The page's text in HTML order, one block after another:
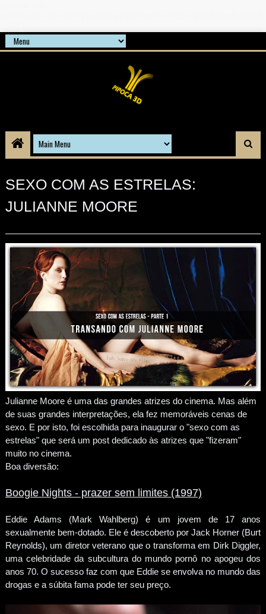
SEXO COM AS ESTRELAS:
JULIANNE MOORE
Julianne Moore é uma das grandes atrizes do cinema. Mas além
de suas grandes interpretações, ela fez memoráveis cenas de
sexo. E por isto, foi escolhida para inaugurar o "sexo com as
estrelas" que será um post dedicado às atrizes que "fizeram"
muito no cinema.
Boa diversão:
Boogie Nights - prazer sem limites (1997)
Eddie Adams (Mark Wahlberg) é um jovem de 17 anos
sexualmente bem-dotado. Ele é descoberto por Jack Horner (Burt
Reynolds), um diretor veterano que o transforma em Dirk Diggler,
uma celebridade da subcultura do mundo pornô no apogeu dos
anos 70. O sucesso faz com que Eddie se envolva no mundo das
drogas e a súbita fama pode ter seu preço.